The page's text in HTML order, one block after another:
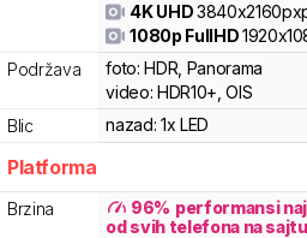
4K UHD
1080p FullHD
Podržava
foto: HDR, Panorama
video: HDR10+, OIS
Blic
nazad: 1x LED
Platforma
Brzina 96% performansi
od svih telefona na sajtu